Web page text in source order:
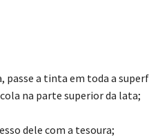
passe a tinta em toda a
na parte superior da lata;
dele com a tesoura;